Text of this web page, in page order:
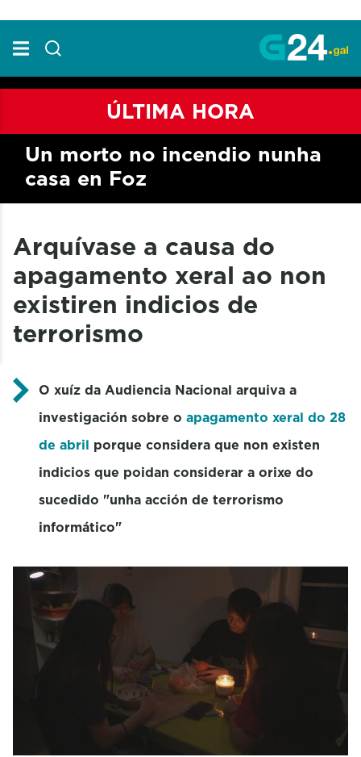
ÚLTIMA HORA
Un morto no incendio nunha
casa en Foz
Arquívase a causa do
apagamento xeral ao non
existiren indicios de
terrorismo
O xuíz da Audiencia Nacional arquiva a
investigación sobre o apagamento xeral do 28
de abril porque considera que non existen
indicios que poidan considerar a orixe do
sucedido "unha acción de terrorismo
informático"